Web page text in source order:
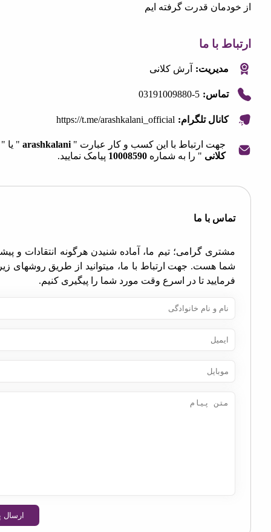
قدرت گرفته ایم
با ما
مدیریت: آرش کلانی
تماس: 03191009880-5
کانال تلگرام: https://t.me/arashkalani_official
جهت ارتباط با این کسب و کار عبارت "arashkalani " یا "
کلانی" را به شماره 10008590 پیامک نمایید.
با ما
گرامی؛ تیم ما، آماده شنیدن هرگونه انتقادات و پیشنهادات
هست. جهت ارتباط با ما، میتوانید از طریق روشهای زیر اقدام
تا در اسرع وقت مورد شما را پیگیری کنیم.